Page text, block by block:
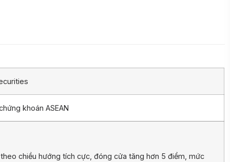
khoán ASEAN
chiều hướng tích cực, đóng cửa tăng hơn 5 điểm, mức